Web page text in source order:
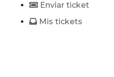
Enviar ticket
Mis tickets